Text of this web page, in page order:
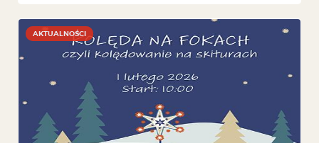
AKTUALNOŚCI
AKTUALNOŚCI